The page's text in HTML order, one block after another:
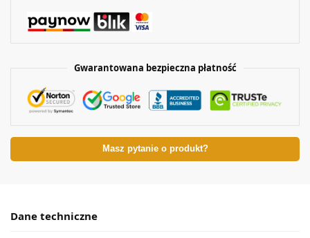
Gwarantowana bezpieczna płatność
Masz pytanie o produkt?
Dane techniczne